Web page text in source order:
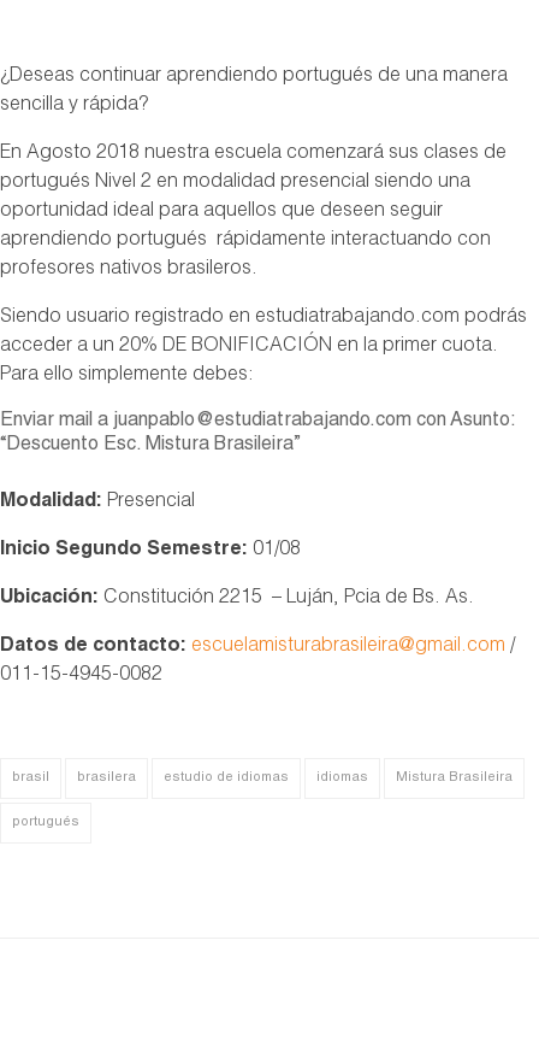
¿Deseas continuar aprendiendo portugués de una manera
sencilla y rápida?
En Agosto 2018 nuestra escuela comenzará sus clases de
portugués Nivel 2 en modalidad presencial siendo una
oportunidad ideal para aquellos que deseen seguir
aprendiendo portugués rápidamente interactuando con
profesores nativos brasileros.
Siendo usuario registrado en estudiatrabajando.com podrás
acceder a un 20% DE BONIFICACIÓN en la primer cuota.
Para ello simplemente debes:
Enviar mail a juanpablo@estudiatrabajando.com con Asunto:
“Descuento Esc. Mistura Brasileira”
Modalidad: Presencial
Inicio Segundo Semestre: 01/08
Ubicación: Constitución 2215 – Luján, Pcia de Bs. As.
Datos de contacto: escuelamisturabrasileira@gmail.com /
011-15-4945-0082
brasil brasilera estudio de idiomas idiomas Mistura Brasileira
portugués